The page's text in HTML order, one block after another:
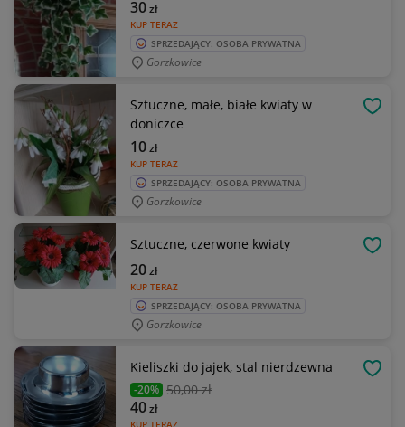
KUP TERAZ
30zł
SPRZEDAJĄCY: OSOBA PRYWATNA
Gorzkowice
Sztuczne, małe, białe kwiaty w
doniczce
KUP TERAZ
10zł
SPRZEDAJĄCY: OSOBA PRYWATNA
Gorzkowice
Sztuczne, czerwone kwiaty
KUP TERAZ
20zł
SPRZEDAJĄCY: OSOBA PRYWATNA
Gorzkowice
Kieliszki do jajek, stal nierdzewna
-20% 50,00 zł
KUP TERAZ
40zł